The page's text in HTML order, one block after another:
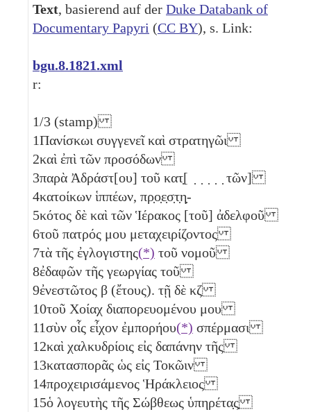
Text, basierend auf der Duke Databank of
Documentary Papyri (CC BY), s. Link:
bgu.8.1821.xml
r:
1/3 (stamp)
1Πανίσκωι συγγενεῖ καὶ στρατηγῶι
2καὶ ἐπὶ τῶν προσόδων
3παρὰ Ἀδράστ[ου] τοῦ κατ̣[ ̣ ̣ ̣ ̣ ̣ τῶν]
4κατοίκων ἱππέων, πρ̣ο̣ε̣σ̣τ̣η̣-
5κότος δὲ καὶ τῶν Ἱέρακος [τοῦ] ἀδελφοῦ
6τοῦ πατρός μου μεταχειρίζοντος
7τὰ τῆς ἐγλογιστης(*) τοῦ νομοῦ
8ἐδαφῶν τῆς γεωργίας τοῦ
9ἐνεστῶτος β (ἔτους). τῇ δὲ κζ
10τοῦ Χοίαχ διαπορευομένου μου
11σὺν οἷς εἶχον ἐμπορήου(*) σπέρμασι
12καὶ χαλκυδρίοις εἰς δαπάνην τῆς
13κατασπορᾶς ὡς εἰς Τοκῶιν
14προχειρισάμενος Ἡράκλειος
15ὁ λογευτὴς τῆς Σώβθεως ὑπηρέτα̣ς̣